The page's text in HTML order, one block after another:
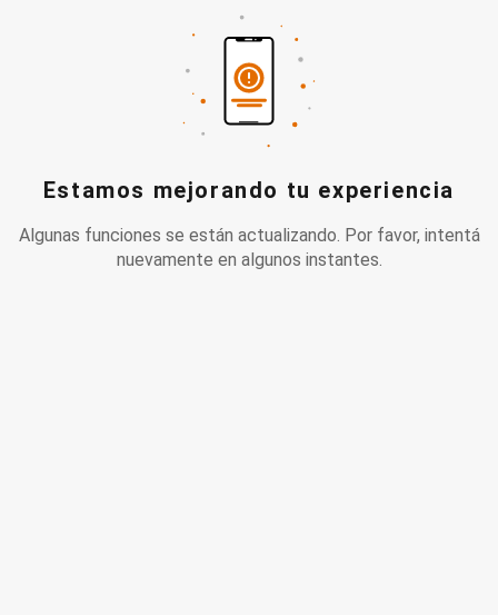
Estamos mejorando tu experiencia
Algunas funciones se están actualizando. Por favor, intentá
nuevamente en algunos instantes.